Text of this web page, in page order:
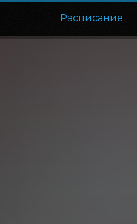
Расписание